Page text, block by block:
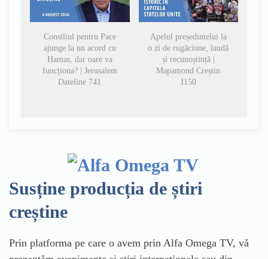
Consiliul pentru Pace
ajunge la un acord cu
Hamas, dar oare va
funcționa? | Jerusalem
Dateline 741
Apelul președintelui la
o zi de rugăciune, laudă
și recunoștință |
Mapamond Creștin
1150
Susține producția de știri
creștine
Prin platforma pe care o avem prin Alfa Omega TV, vă